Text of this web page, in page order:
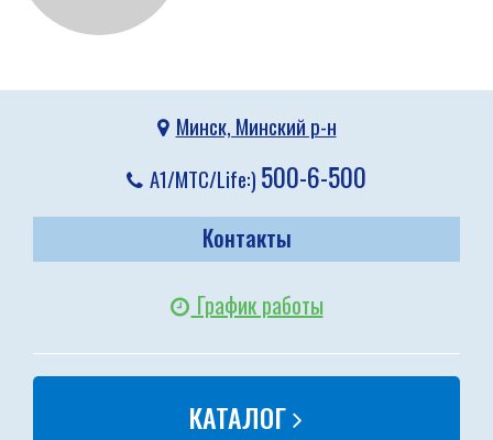
Минск, Минский р-н
A1/МТС/Life:) 500-6-500
Контакты
График работы
КАТАЛОГ